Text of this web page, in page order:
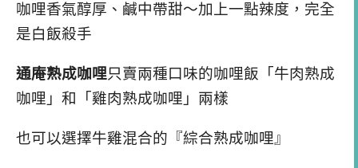
咖哩香氣醇厚、鹹中帶甜～加上一點辣度，完全
是白飯殺手
通庵熟成咖哩只賣兩種口味的咖哩飯「牛肉熟成
咖哩」和「雞肉熟成咖哩」兩樣
也可以選擇牛雞混合的『綜合熟成咖哩』